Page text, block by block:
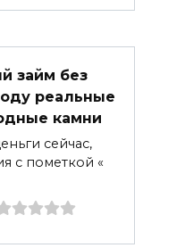
займ без
реальные
камни
сейчас,
с пометкой «